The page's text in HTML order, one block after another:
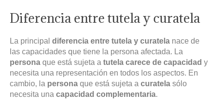
Diferencia entre tutela y curatela
La principal diferencia entre tutela y curatela nace de
las capacidades que tiene la persona afectada. La
persona que está sujeta a tutela carece de capacidad y
necesita una representación en todos los aspectos. En
cambio, la persona que está sujeta a curatela sólo
necesita una capacidad complementaria.